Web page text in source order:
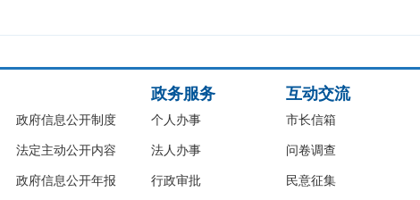
政府信息公开制度
法定主动公开内容
政府信息公开年报
政务服务
个人办事
法人办事
行政审批
互动交流
市长信箱
问卷调查
民意征集